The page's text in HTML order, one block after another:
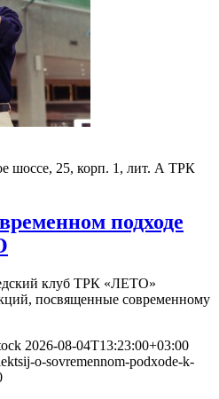
шоссе, 25, корп. 1, лит. А ТРК
подходе
клуб ТРК «ЛЕТО»
посвященные современному
2026-08-04T13:23:00+03:00
o-sovremennom-podxode-k-